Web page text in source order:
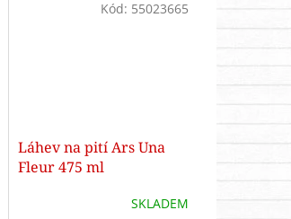
Láhev na pití Ars Una
Fleur 475 ml
SKLADEM
Kód: 55023665